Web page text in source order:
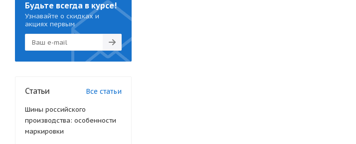
Будьте всегда в курсе!
Узнавайте о скидках и
акциях первым
Статьи Все статьи
Шины российского
производства: особенности
маркировки